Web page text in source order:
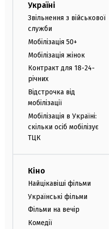
Україні
Звільнення з військової
служби
Мобілізація 50+
Мобілізація жінок
Контракт для 18-24-
річних
Відстрочка від
мобілізації
Мобілізація в Україні:
скільки осіб мобілізує
ТЦК
Кіно
Найцікавіші фільми
Українські фільми
Фільми на вечір
Комедії